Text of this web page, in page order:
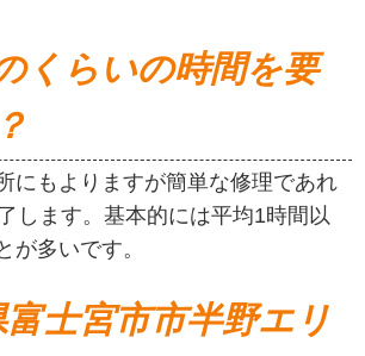
くらいの時間を要
にもよりますが簡単な修理であれ
します。基本的には平均1時間以
が多いです。
士宮市市半野エリ